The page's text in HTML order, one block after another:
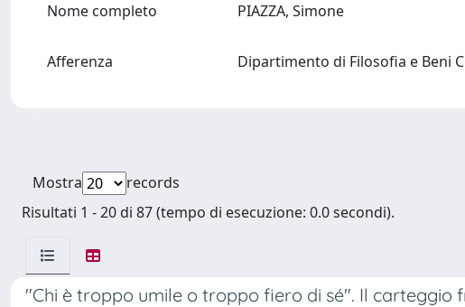
Nome completo PIAZZA, Simone
Afferenza Dipartimento di Filosofia e Beni
Mostra
records
Risultati 1 - 20 di 87 (tempo di esecuzione: 0.0 secondi).
"Chi è troppo umile o troppo fiero di sé". Il